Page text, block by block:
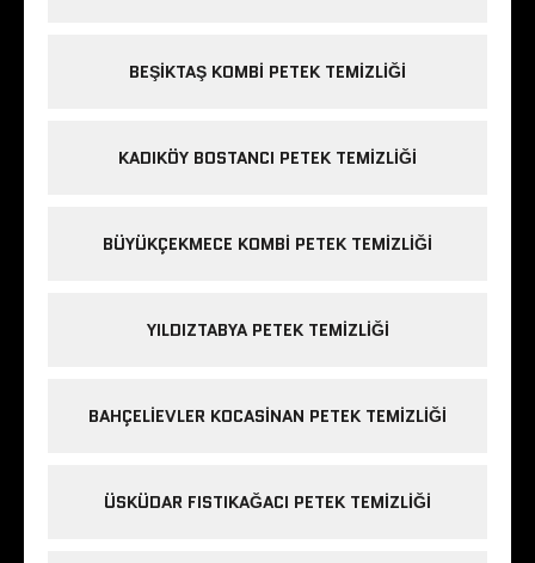
BEŞIKTAŞ KOMBI PETEK TEMIZLIĞI
KADIKÖY BOSTANCI PETEK TEMIZLIĞI
BÜYÜKÇEKMECE KOMBI PETEK TEMIZLIĞI
YILDIZTABYA PETEK TEMIZLIĞI
BAHÇELIEVLER KOCASINAN PETEK TEMIZLIĞI
ÜSKÜDAR FISTIKAĞACI PETEK TEMIZLIĞI